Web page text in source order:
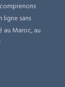
sans
au Maroc, au